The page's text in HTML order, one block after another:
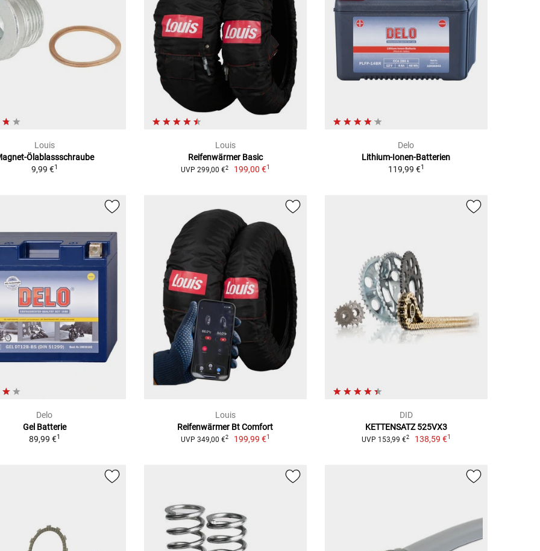
Louis
Ölablassschraube
9,99 €1
Louis
Reifenwärmer Basic
UVP 299,00 €2 199,00 €1
Delo
Lithium-Ionen-Batterien
119,99 €1
Delo
Gel Batterie
89,99 €1
Louis
Reifenwärmer Bt Comfort
UVP 349,00 €2 199,99 €1
DID
KETTENSATZ 525VX3
UVP 153,99 €2 138,59 €1